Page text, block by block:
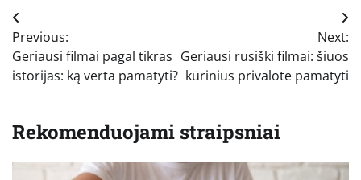
Navigacija
tarp
įrašų
Previous:
Geriausi filmai pagal tikras
istorijas: ką verta pamatyti?
Next:
Geriausi rusiški filmai: šiuos
kūrinius privalote pamatyti
Rekomenduojami straipsniai